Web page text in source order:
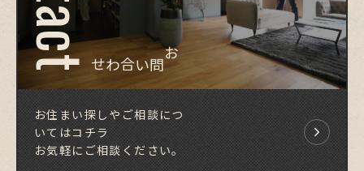
お問い合わせ
お住まい探しやご相談につ
いてはコチラ
お気軽にご相談ください。